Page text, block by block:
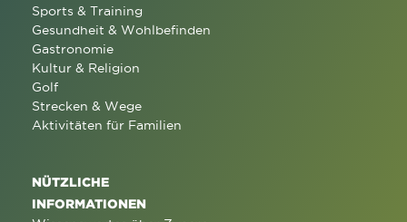
Sports & Training
Gesundheit & Wohlbefinden
Gastronomie
Kultur & Religion
Golf
Strecken & Wege
Aktivitäten für Familien
NÜTZLICHE
INFORMATIONEN